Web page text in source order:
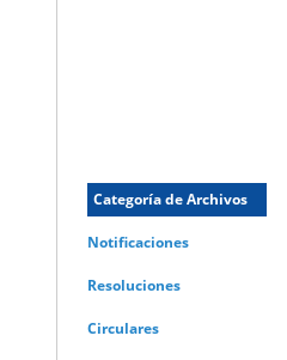
Categoría de Archivos
Notificaciones
Resoluciones
Circulares